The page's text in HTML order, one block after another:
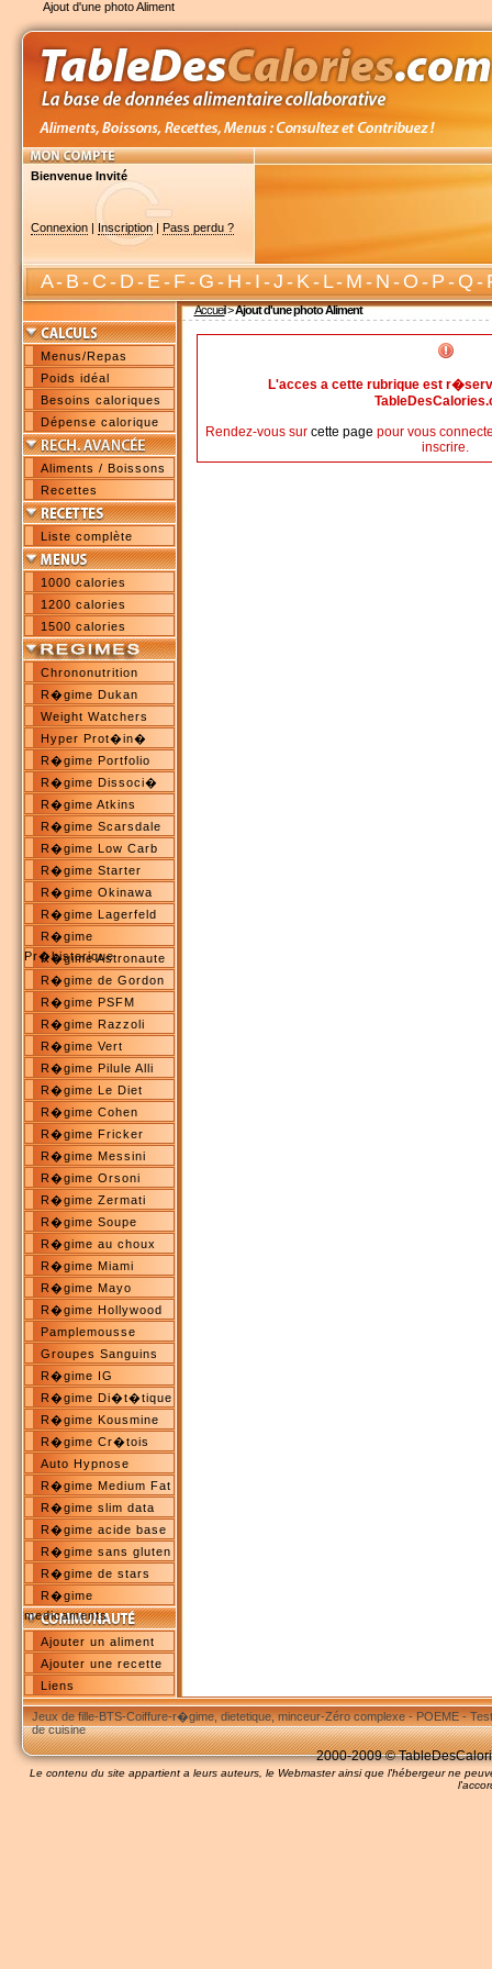
Ajout d'une photo Aliment
Bienvenue Invité
Connexion| Inscription| Pass perdu ?
A-B-C-D-E-F-G-H-I-J-K-L-M-N-O-P-Q-
Accueil>Ajout d'une photo Aliment
Menus/Repas
Poids idéal
Besoins caloriques
Dépense calorique
Aliments / Boissons
Recettes
Liste complète
1000 calories
1200 calories
1500 calories
Chrononutrition
R�gime Dukan
Weight Watchers
Hyper Prot�in�
R�gime Portfolio
R�gime Dissoci�
R�gime Atkins
R�gime Scarsdale
R�gime Low Carb
R�gime Starter
R�gime Okinawa
R�gime Lagerfeld
R�gime
Pr�historique
R�gime Astronaute
R�gime de Gordon
R�gime PSFM
R�gime Razzoli
R�gime Vert
R�gime Pilule Alli
R�gime Le Diet
R�gime Cohen
R�gime Fricker
R�gime Messini
R�gime Orsoni
R�gime Zermati
R�gime Soupe
R�gime au choux
R�gime Miami
R�gime Mayo
R�gime Hollywood
Pamplemousse
Groupes Sanguins
R�gime IG
R�gime Di�t�tique
R�gime Kousmine
R�gime Cr�tois
Auto Hypnose
R�gime Medium Fat
R�gime slim data
R�gime acide base
R�gime sans gluten
R�gime de stars
R�gime
medicaments
Ajouter un aliment
Ajouter une recette
Liens
L'acces a cette rubrique est
Rendez-vous sur cette page pour vous
inscrire.
Jeux de fille-BTS-Coiffure-r�gime, dietetique, minceur-Zéro complexe-POEME-
de cuisine
2000-2009 ©
Le contenu du site appartient a leurs auteurs, le Webmaster ainsi que l'hébergeur ne